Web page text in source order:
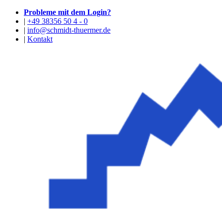
Probleme mit dem Login?
| +49 38356 50 4 - 0
| info@schmidt-thuermer.de
| Kontakt